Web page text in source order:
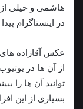
هاشمی و خیلی از
در اینستاگرام
عکس آقازاده های
از آن ها در
توانید آن ها را
بسیاری از این